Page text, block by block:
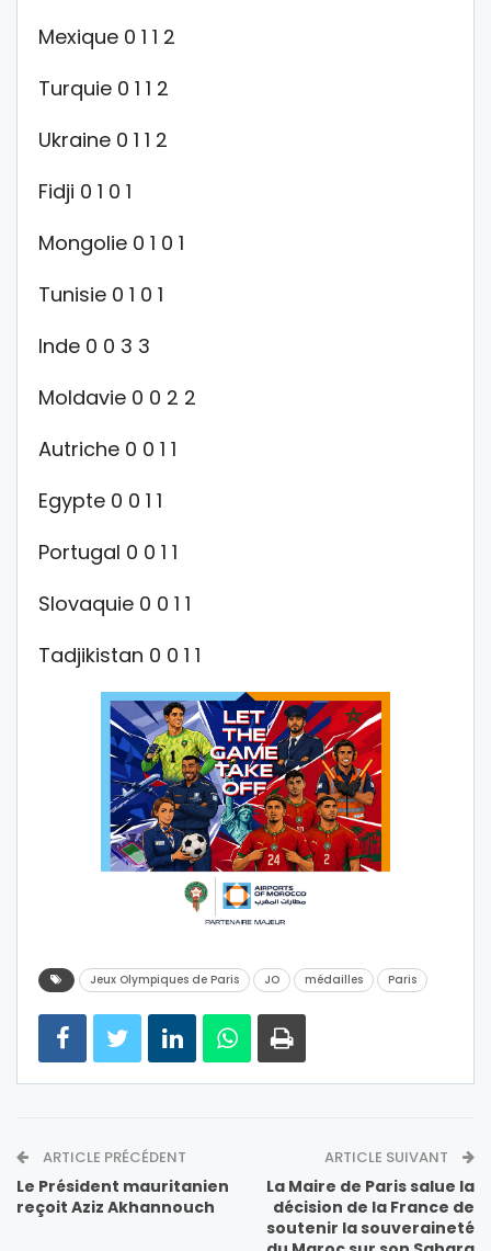
Mexique 0 1 1 2
Turquie 0 1 1 2
Ukraine 0 1 1 2
Fidji 0 1 0 1
Mongolie 0 1 0 1
Tunisie 0 1 0 1
Inde 0 0 3 3
Moldavie 0 0 2 2
Autriche 0 0 1 1
Egypte 0 0 1 1
Portugal 0 0 1 1
Slovaquie 0 0 1 1
Tadjikistan 0 0 1 1
Jeux Olympiques de Paris JO médailles Paris
ARTICLE PRÉCÉDENT
Le Président mauritanien
reçoit Aziz Akhannouch
ARTICLE SUIVANT
La Maire de Paris salue la
décision de la France de
soutenir la souveraineté